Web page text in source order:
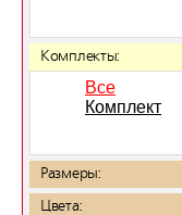
Комплекты:
Все
Комплект
Размеры:
Цвета: